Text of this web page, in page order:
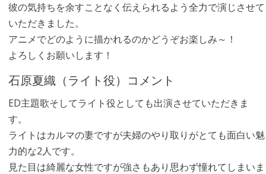
彼の気持ちを余すことなく伝えられるよう全力で演じさせて
いただきました。
アニメでどのように描かれるのかどうぞお楽しみ～！
よろしくお願いします！
石原夏織（ライト役）コメント
ED主題歌そしてライト役としても出演させていただきま
す。
ライトはカルマの妻ですが夫婦のやり取りがとても面白い魅
力的な2人です。
見た目は綺麗な女性ですが強さもあり思わず憧れてしまいま